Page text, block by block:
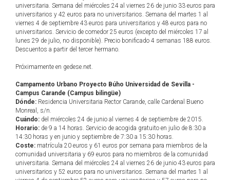
universitaria. Semana del miércoles 24 al viernes 26 de junio 33 euros para
universitarios y 42 euros para no universitarios. Semana del martes 1 al
viernes 4 de septiembre 43 euros para universitarios y 48 euros para no
universitarios. Servicio de comedor 25 euros (excepto del miércoles 17 al
lunes 29 de julio, no disponible). Precio bonificado 4 semanas 188 euros.
Descuentos a partir del tercer hermano.
Próximamente en gedese.net.
Campamento Urbano Proyecto Búho Universidad de Sevilla -
Campus Carande (Campus bilingüe)
Dónde: Residencia Universitaria Rector Carande, calle Cardenal Bueno
Monreal, s/n.
Cuándo: del miércoles 24 de junio al viernes 4 de septiembre de 2015.
Horario: de 9 a 14 horas. Servicio de acogida gratuito en julio de 8:30 a
14:30 horas y en junio y septiembre de 7:30 a 15:30 horas.
Coste: matrícula 20 euros y 61 euros por semana para miembros de la
comunidad universitaria y 69 euros para no miembros de la comunidad
universitaria. Semana del miércoles 24 al viernes 26 de junio 43 euros para
universitarios y 52 euros para no universitarios. Semana del martes 1 al